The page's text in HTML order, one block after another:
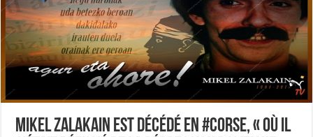
Mikel Zalakain est décédé en #Corse, « où il